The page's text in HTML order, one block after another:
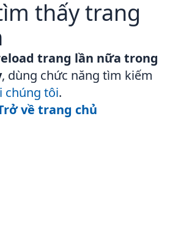
thấy trang
trang lần nữa trong
, dùng chức năng tìm kiếm
chúng tôi.
về trang chủ